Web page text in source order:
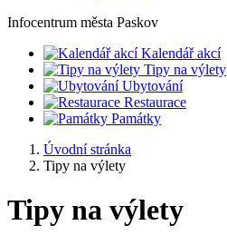
Infocentrum města Paskov
Kalendář akcí
Tipy na výlety
Ubytování
Restaurace
Památky
Úvodní stránka
Tipy na výlety
Tipy na výlety